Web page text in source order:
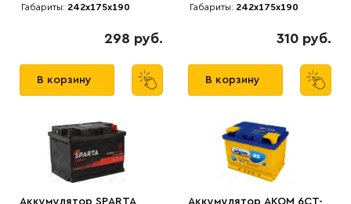
Габариты: 242x175x190
298 руб.
В корзину
Габариты: 242x175x190
310 руб.
В корзину
Аккумулятор SPАRTA
Аккумулятор AKOM 6CT-